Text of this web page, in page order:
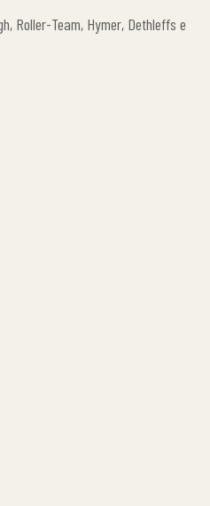
Roller-Team, Hymer, Dethleffs e